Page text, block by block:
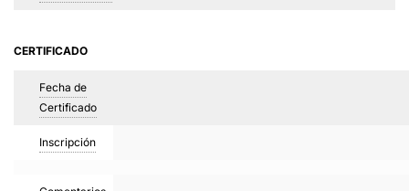
CERTIFICADO
Fecha de
Certificado
Inscripción